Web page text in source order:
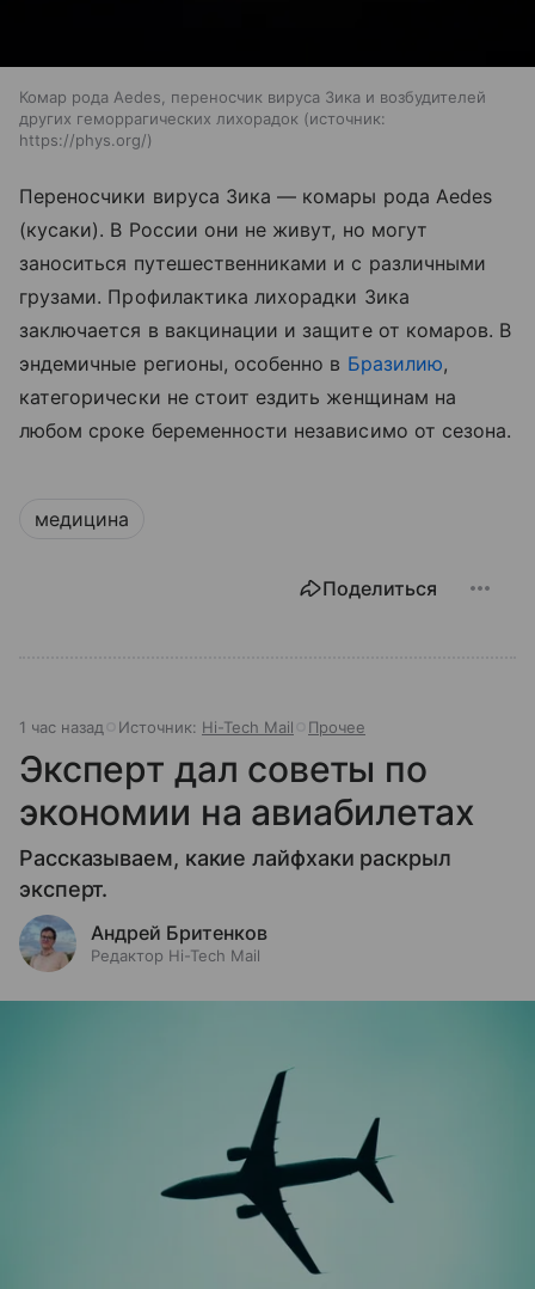
Комар рода Aedes, переносчик вируса Зика и возбудителей
других геморрагических лихорадок
источник:
https://phys.org/
Переносчики вируса Зика — комары рода Aedes
(кусаки). В России они не живут, но могут
заноситься путешественниками и с различными
грузами. Профилактика лихорадки Зика
заключается в вакцинации и защите от комаров. В
эндемичные регионы, особенно в Бразилию,
категорически не стоит ездить женщинам на
любом сроке беременности независимо от сезона.
медицина
Поделиться
1 час назад Источник: Hi-Tech Mail Прочее
Эксперт дал советы по
экономии на авиабилетах
Рассказываем, какие лайфхаки раскрыл
эксперт.
Андрей Бритенков
Редактор Hi-Tech Mail